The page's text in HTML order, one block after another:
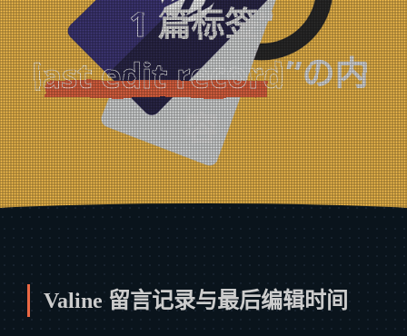
1篇标签“
last edit record”の内
容
Valine 留言记录与最后编辑时间